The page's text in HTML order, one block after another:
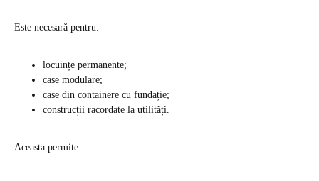
Este necesară pentru:
locuințe permanente;
case modulare;
case din containere cu fundație;
construcții racordate la utilități.
Aceasta permite: